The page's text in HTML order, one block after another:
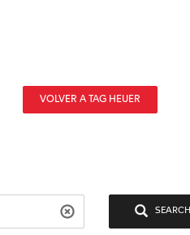
VOLVER A TAG HEUER
SEARCH